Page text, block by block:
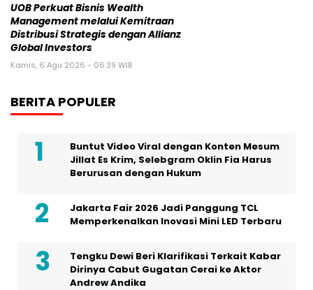
UOB Perkuat Bisnis Wealth
Management melalui Kemitraan
Distribusi Strategis dengan Allianz
Global Investors
Kamis, 6 Agu 2026 - 06:39 WIB
BERITA POPULER
Buntut Video Viral dengan Konten Mesum
Jillat Es Krim, Selebgram Oklin Fia Harus
Berurusan dengan Hukum
Jakarta Fair 2026 Jadi Panggung TCL
Memperkenalkan Inovasi Mini LED Terbaru
Tengku Dewi Beri Klarifikasi Terkait Kabar
Dirinya Cabut Gugatan Cerai ke Aktor
Andrew Andika